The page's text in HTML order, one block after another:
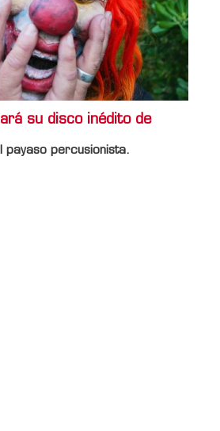
su disco inédito de
payaso percusionista.